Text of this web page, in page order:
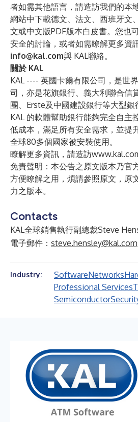
者如需其他語言，請造訪我們的本
網站中下載德文、法文、西班牙文
文或中文版PDF版本白皮書。您也
安全的討論 ，或者如需瞭解更多資
info@kal.com與 KAL聯絡。
關於 KAL
KAL ---- 英國卡爾有限公司，是世
司，亦是花旗銀行、義大利聯合信
團、Erste及中國建設銀行等大型銀
KAL 的軟體幫助銀行能夠完全自主
低成本，滿足所有安全需求，並提
全球80多個國家被安裝使用。
瞭解更多資訊，請造訪
免責聲明：本公告之原文版本乃官
方便瞭解之用，煩請參照原文，原
力之版本。
Contacts
KAL全球銷售執行副總裁Steve
電子郵件： steve.hensley@kal.com
Industry: SoftwareNetworks
Professional Services
Semiconductor